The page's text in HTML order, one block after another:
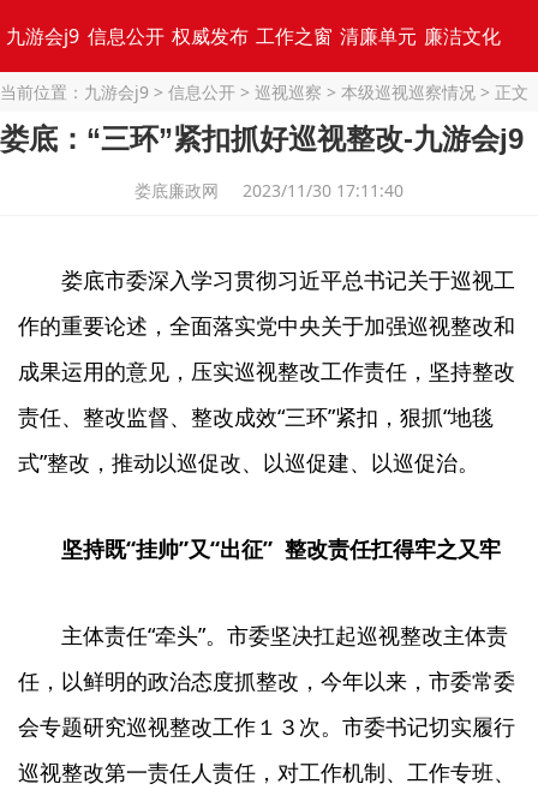
九游会j9 信息公开 权威发布 工作之窗 清廉单元 廉洁文化
专题集锦
当前位置： 九游会j9 > 信息公开 > 巡视巡察 > 本级巡视巡察情况 > 正文
娄底：“三环”紧扣抓好巡视整改-九游会j9
娄底廉政网 2023/11/30 17:11:40
娄底市委深入学习贯彻习近平总书记关于巡视工
作的重要论述，全面落实党中央关于加强巡视整改和
成果运用的意见，压实巡视整改工作责任，坚持整改
责任、整改监督、整改成效“三环”紧扣，狠抓“地毯
式”整改，推动以巡促改、以巡促建、以巡促治。
坚持既“挂帅”又“出征” 整改责任扛得牢之又牢
主体责任“牵头”。市委坚决扛起巡视整改主体责
任，以鲜明的政治态度抓整改，今年以来，市委常委
会专题研究巡视整改工作１３次。市委书记切实履行
巡视整改第一责任人责任，对工作机制、工作专班、